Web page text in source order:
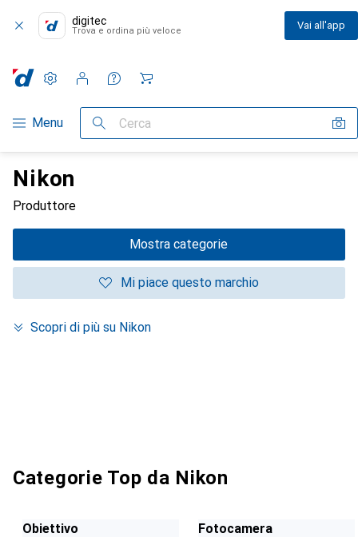
digitec
Trova e ordina più veloce Vai all'app
Categoria Navigazione
Menu Cerca
Impostazioni
Conto cliente
Liste di confronto
Liste dei desideri
Carrello
Nikon
Produttore
Mostra categorie
Mi piace questo marchio
Scopri di più su Nikon
Categorie Top da Nikon
Obiettivo Fotocamera